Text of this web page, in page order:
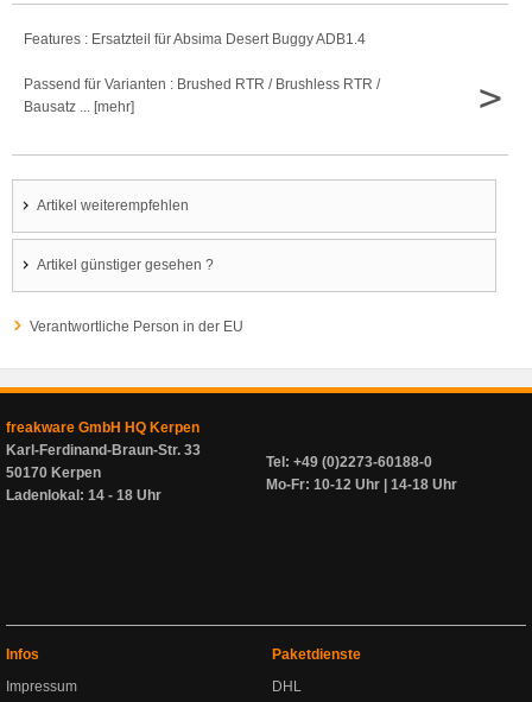
Features : Ersatzteil für Absima Desert Buggy ADB1.4
Passend für Varianten : Brushed RTR / Brushless RTR /
Bausatz ... [mehr]
>
Artikel weiterempfehlen
Artikel günstiger gesehen ?
Verantwortliche Person in der EU
freakware GmbH HQ Kerpen
Karl-Ferdinand-Braun-Str. 33
50170 Kerpen
Ladenlokal: 14 - 18 Uhr
Tel: +49 (0)2273-60188-0
Mo-Fr: 10-12 Uhr | 14-18 Uhr
Infos
Impressum
Paketdienste
DHL